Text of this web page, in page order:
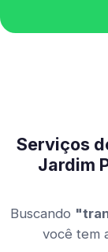
Serviços
Jardim
Buscando
você tem